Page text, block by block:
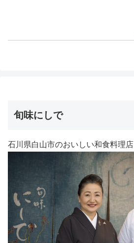
旬味にしで
石川県白山市のおいしい和食料理店